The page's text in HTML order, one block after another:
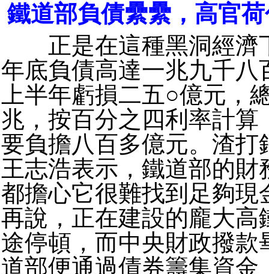
鐵道部負債纍纍，高官
正是在這種黑洞經濟
年底負債高達一兆九千八
上半年虧損二五○億元，
兆，按百分之四利率計算
要負擔八百多億元。渣打
王志浩表示，鐵道部的財
都擔心它很難找到足夠現
再說，正在建設的龐大高
途停頓，而中央財政撥款
道部便通過債券籌集資金